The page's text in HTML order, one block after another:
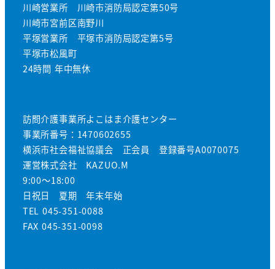
川崎営業所 川崎市消防局認定第50号
川崎市宮前区南野川
平塚営業所 平塚市消防局認定第5号
平塚市松風町
24時間 年中無休
訪問介護事業所よこはま介護センター
事業所番号：1470602655
横浜市社会福祉協議会 正会員 登録番号A0070075
運営株式会社 KAZUO.M
9:00～18:00
日祝日 夏期 年末年始
TEL 045-351-0088
FAX 045-351-0098